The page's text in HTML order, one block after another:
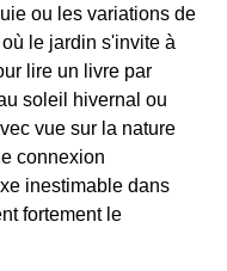
ou les variations de
le jardin s'invite à
lire un livre par
soleil hivernal ou
vue sur la nature
connexion
inestimable dans
fortement le